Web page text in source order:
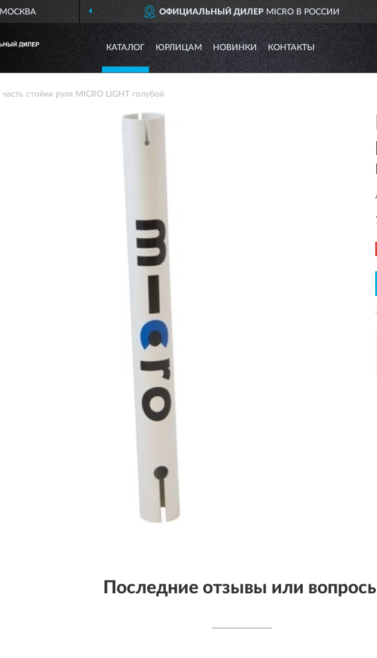
МОСКВА ОФИЦИАЛЬНЫЙ ДИЛЕР MICRO В РОССИИ
КАТАЛОГ ЮРЛИЦАМ НОВИНКИ КОНТАКТЫ
стойки руля MICRO LIGHT голубой
Последние отзывы или